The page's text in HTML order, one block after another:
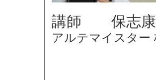
講師 保志康
アルテマイスタ